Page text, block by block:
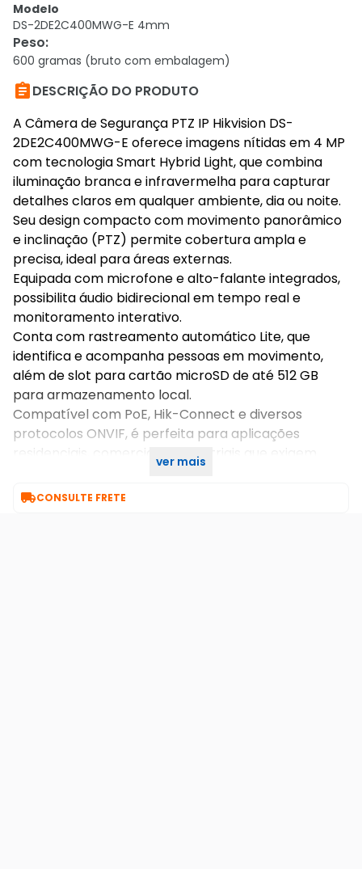
Modelo
DS-2DE2C400MWG-E 4mm
Peso:
600 gramas (bruto com embalagem)
DESCRIÇÃO DO PRODUTO
A Câmera de Segurança PTZ IP Hikvision DS-
2DE2C400MWG-E oferece imagens nítidas em 4 MP
com tecnologia Smart Hybrid Light, que combina
iluminação branca e infravermelha para capturar
detalhes claros em qualquer ambiente, dia ou noite.
Seu design compacto com movimento panorâmico
e inclinação (PTZ) permite cobertura ampla e
precisa, ideal para áreas externas.
Equipada com microfone e alto-falante integrados,
possibilita áudio bidirecional em tempo real e
monitoramento interativo.
Conta com rastreamento automático Lite, que
identifica e acompanha pessoas em movimento,
além de slot para cartão microSD de até 512 GB
para armazenamento local.
Compatível com PoE, Hik-Connect e diversos
protocolos ONVIF, é perfeita para aplicações
residenciais, comerciais e industriais que exigem
ver mais
CONSULTE FRETE